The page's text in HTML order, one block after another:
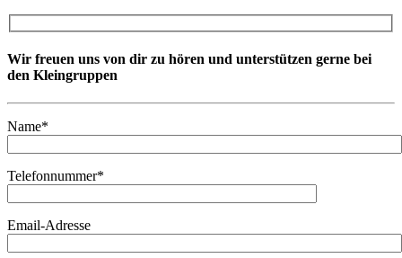
Wir freuen uns von dir zu hören und unterstützen gerne bei
den Kleingruppen
Name*
Telefonnummer*
Email-Adresse